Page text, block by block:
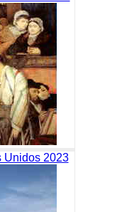
Unidos 2023